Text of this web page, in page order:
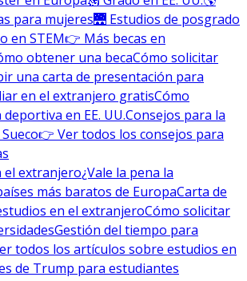
para mujeres🌉 Estudios de posgrado
en STEM👉 Más becas en
obtener una becaCómo solicitar
una carta de presentación para
en el extranjero gratisCómo
en EE. UU.Consejos para la
👉 Ver todos los consejos para
el extranjero¿Vale la pena la
más baratos de EuropaCarta de
en el extranjeroCómo solicitar
Gestión del tiempo para
todos los artículos sobre estudios en
de Trump para estudiantes